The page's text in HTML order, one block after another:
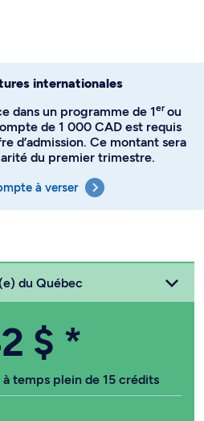
internationales
dans un programme de 1erou
de 1 000 CAD est requis
d’admission. Ce montant sera
du premier trimestre.
à verser
du Québec
$ *
temps plein de 15 crédits